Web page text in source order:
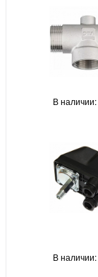
В наличии:
В наличии: